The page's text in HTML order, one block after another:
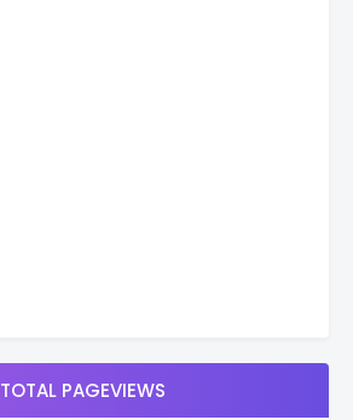
TOTAL PAGEVIEWS